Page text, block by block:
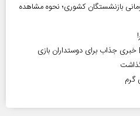
۷۵ میلیون تومانی بازنشستگان کشوری؛ نحوه مشاهده
گرم